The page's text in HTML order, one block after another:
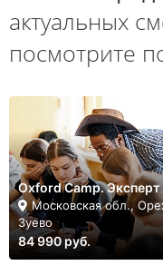
актуальных
посмотрите
Oxford Camp. Эксперт
Московская обл.,
Зуево
84 990 руб.